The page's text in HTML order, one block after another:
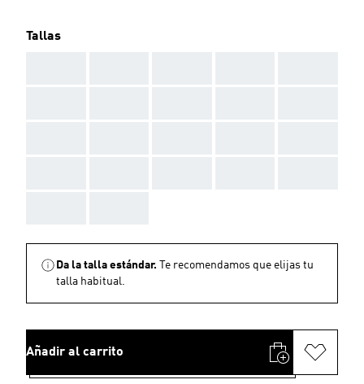
Tallas
Da la talla estándar.
Te recomendamos que elijas tu
talla habitual.
Añadir al carrito